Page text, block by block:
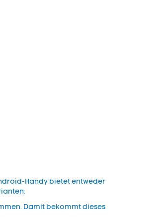
Handy bietet entweder
Damit bekommt dieses